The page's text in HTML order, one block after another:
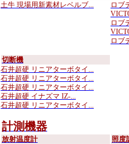
土牛 現場用新素材レベルブ...
ロブ
ロブ
ロブ
切断機
石井超硬 リニアターボタイ...
石井超硬 リニアターボタイ...
石井超硬 リニアターボタイ...
石井超硬 イナズマ IZ-...
石井超硬 リニアターボタイ...
計測機器
放射温度計
照度